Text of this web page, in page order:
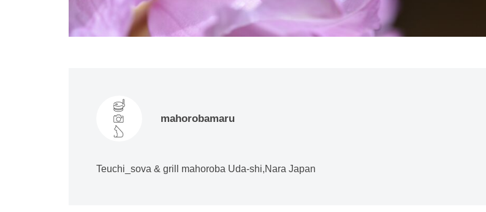
mahorobamaru
Teuchi_sova & grill mahoroba Uda-shi,Nara Japan